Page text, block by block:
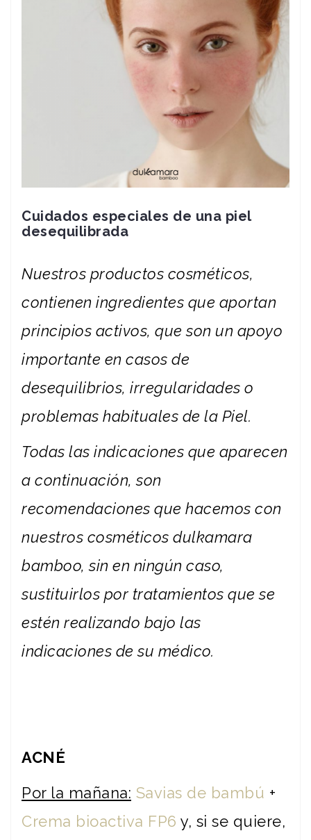
Cuidados especiales de una piel
desequilibrada
Nuestros productos cosméticos,
contienen ingredientes que aportan
principios activos, que son un apoyo
importante en casos de
desequilibrios, irregularidades o
problemas habituales de la Piel.
Todas las indicaciones que aparecen
a continuación, son
recomendaciones que hacemos con
nuestros cosméticos dulkamara
bamboo, sin en ningún caso,
sustituirlos por tratamientos que se
estén realizando bajo las
indicaciones de su médico.
ACNÉ
Por la mañana: Savias de bambú +
Crema bioactiva FP6 y, si se quiere,